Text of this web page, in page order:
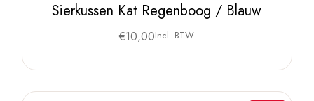
Sierkussen Kat Regenboog / Blauw
€10,00Incl. BTW